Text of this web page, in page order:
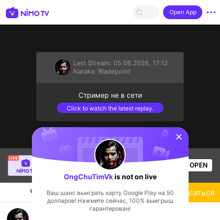
Open App
Last Stream: 05.08.2026, 17:12
Naraka: Bladepoint
Стример не в сети
Click to watch the latest replay.
Thầy Giáo Ba
is live!
League of Legends
26.2k OPEN
Чат Стример
Live Where Winds Meet RTX 5090
Подписаться
sentinelStart
OngChuTimVkis not on live
Ваш шанс выиграть карту Google Play на 50
долларов! Нажмите сейчас, 100% выигрыш
гарантирован!